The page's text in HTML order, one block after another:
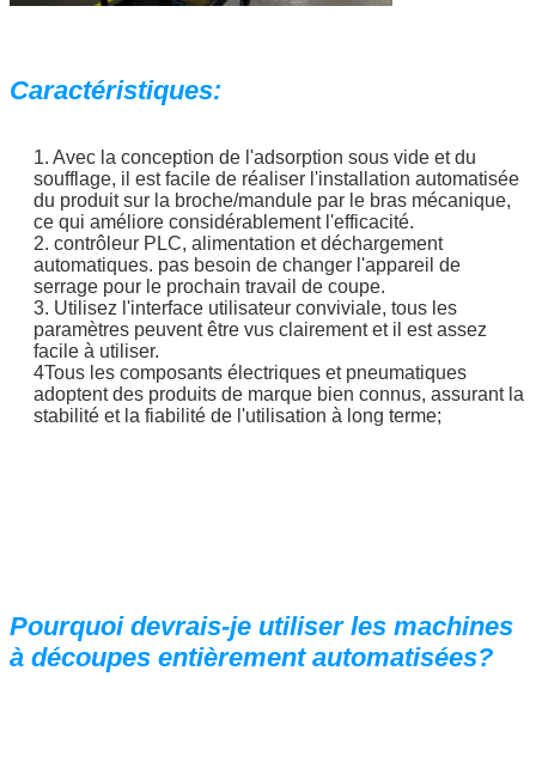
Caractéristiques:
1. Avec la conception de l'adsorption sous vide et du
soufflage, il est facile de réaliser l'installation automatisée
du produit sur la broche/mandule par le bras mécanique,
ce qui améliore considérablement l'efficacité.
2. contrôleur PLC, alimentation et déchargement
automatiques. pas besoin de changer l'appareil de
serrage pour le prochain travail de coupe.
3. Utilisez l'interface utilisateur conviviale, tous les
paramètres peuvent être vus clairement et il est assez
facile à utiliser.
4Tous les composants électriques et pneumatiques
adoptent des produits de marque bien connus, assurant la
stabilité et la fiabilité de l'utilisation à long terme;
Pourquoi devrais-je utiliser les machines
à découpes entièrement automatisées?